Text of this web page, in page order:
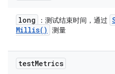
long ：测试结束时间，通过
Millis( ) 测量
testMetrics